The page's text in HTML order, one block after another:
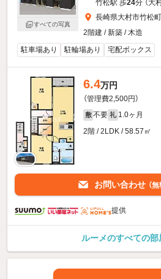
すべての写真
竹松駅 歩24分 （大
長崎県大村市竹松
2階建 / 新築 / 木造
駐車場あり
駐輪場あり 宅配ボックス
6.4万円
（管理費2,500円）
敷 不要 礼 1.0ヶ月
2階 / 2LDK / 58.57㎡
お問い合わせ （無
提供
ルーメのすべての部